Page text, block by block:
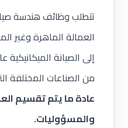
تتطلب وظائف هندسة
العمالة الماهرة وغير
إلى الصيانة
من الصناعات المختلفة
عادة ما يتم تقسيم
والمسؤوليات.